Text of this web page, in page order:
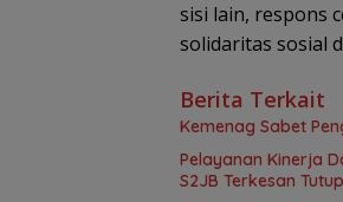
sisi lain, respons
solidaritas sosial
Berita Terkait
Kemenag Sabet
Pelayanan Kinerja
S2JB Terkesan